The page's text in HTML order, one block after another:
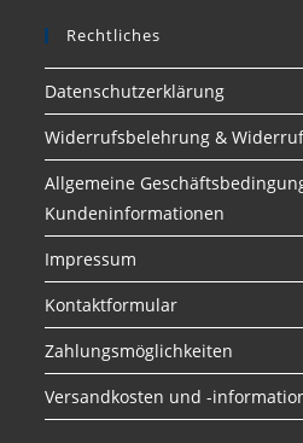
Rechtliches
Datenschutzerklärung
Widerrufsbelehrung &
Allgemeine
Kundeninformationen
Impressum
Kontaktformular
Zahlungsmöglichkeiten
Versandkosten und -